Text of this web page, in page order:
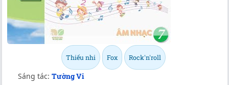
Thiếu nhi Fox Rock'n'roll
Sáng tác: Tường Vi